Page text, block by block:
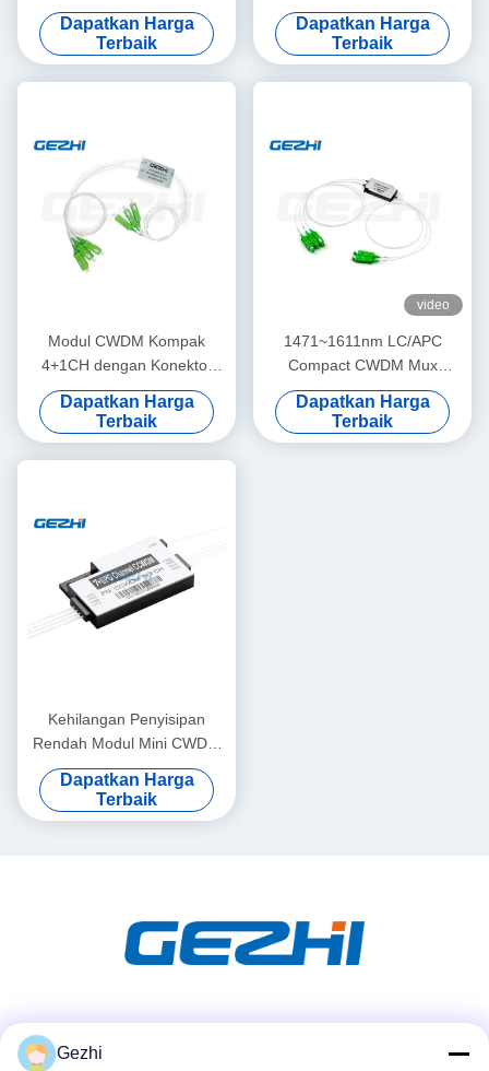
dengan Port 1310 Konektor
LC/APC untuk Jaringan PON
dan CATV
Dapatkan Harga
Terbaik
Ultra-Low Insertion Loss dan
Desain Kompak
Dapatkan Harga
Terbaik
Modul CWDM Kompak
4+1CH dengan Konektor
SC/APC dan Tabung Lepas
0.9mm untuk Ekspansi
Bandwidth Tinggi
Dapatkan Harga
Terbaik
video
1471~1611nm LC/APC
Compact CWDM Mux
Demux Module dengan
Kerugian Insersi Rendah
untuk Server CATV FTTH
Dapatkan Harga
Terbaik
Kehilangan Penyisipan
Rendah Modul Mini CWDM
Compact 1590nm 1x7 CH
Dapatkan Harga
Terbaik
Gezhi